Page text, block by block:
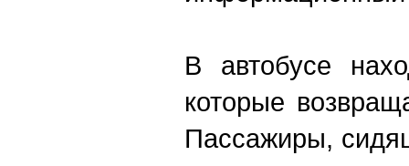
В автобусе
которые
Пассажиры,